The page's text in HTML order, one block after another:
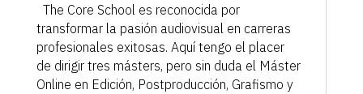
The Core School es reconocida por
transformar la pasión audiovisual en carreras
profesionales exitosas. Aquí tengo el placer
de dirigir tres másters, pero sin duda el Máster
Online en Edición, Postproducción, Grafismo y